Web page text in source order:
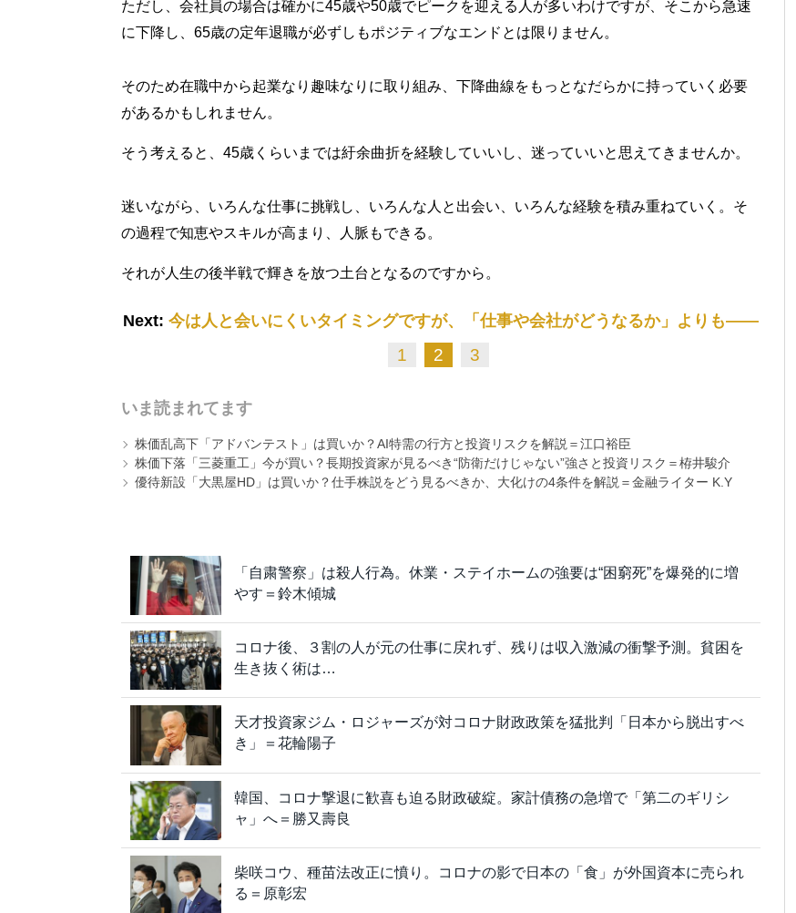
ただし、会社員の場合は確かに45歳や50歳でピークを迎える人が多いわけですが、そこから急速
に下降し、65歳の定年退職が必ずしもポジティブなエンドとは限りません。
そのため在職中から起業なり趣味なりに取り組み、下降曲線をもっとなだらかに持っていく必要
があるかもしれません。
そう考えると、45歳くらいまでは紆余曲折を経験していいし、迷っていいと思えてきませんか。
迷いながら、いろんな仕事に挑戦し、いろんな人と出会い、いろんな経験を積み重ねていく。そ
の過程で知恵やスキルが高まり、人脈もできる。
それが人生の後半戦で輝きを放つ土台となるのですから。
Next: 今は人と会いにくいタイミングですが、「仕事や会社がどうなるか」よりも――
1 2 3
いま読まれてます
株価乱高下「アドバンテスト」は買いか？AI特需の行方と投資リスクを解説＝江口裕臣
株価下落「三菱重工」今が買い？長期投資家が見るべき“防衛だけじゃない”強さと投資リスク＝栫井駿介
優待新設「大黒屋HD」は買いか？仕手株説をどう見るべきか、大化けの4条件を解説＝金融ライター K.Y
「自粛警察」は殺人行為。休業・ステイホームの強要は“困窮死”を爆発的に増
やす＝鈴木傾城
コロナ後、３割の人が元の仕事に戻れず、残りは収入激減の衝撃予測。貧困を
生き抜く術は…
天才投資家ジム・ロジャーズが対コロナ財政政策を猛批判「日本から脱出すべ
き」＝花輪陽子
韓国、コロナ撃退に歓喜も迫る財政破綻。家計債務の急増で「第二のギリシ
ャ」へ＝勝又壽良
柴咲コウ、種苗法改正に憤り。コロナの影で日本の「食」が外国資本に売られ
る＝原彰宏